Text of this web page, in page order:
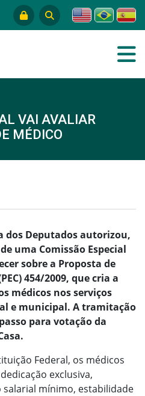
VAI AVALIAR
MÉDICO
dos Deputados autorizou,
uma Comissão Especial
sobre a Proposta de
454/2009, que cria a
médicos nos serviços
e municipal. A tramitação
para votação da
Federal, os médicos
exclusiva,
mínimo, estabilidade